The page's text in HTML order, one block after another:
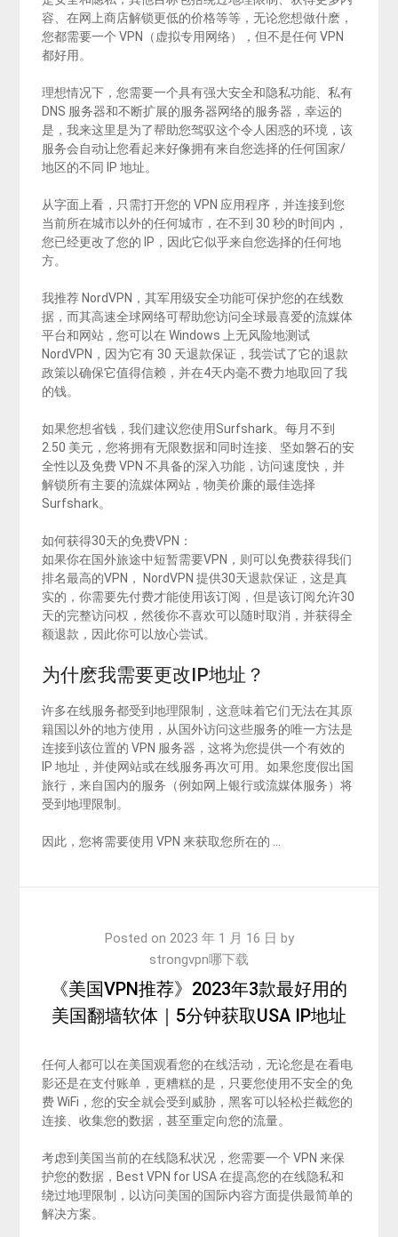
容、在网上商店解锁更低的价格等等，无论您想做什麽，
您都需要一个 VPN（虚拟专用网络），但不是任何 VPN
都好用。
理想情况下，您需要一个具有强大安全和隐私功能、私有
DNS 服务器和不断扩展的服务器网络的服务器，幸运的
是，我来这里是为了帮助您驾驭这个令人困惑的环境，该
服务会自动让您看起来好像拥有来自您选择的任何国家/
地区的不同 IP 地址。
从字面上看，只需打开您的 VPN 应用程序，并连接到您
当前所在城市以外的任何城市，在不到 30 秒的时间内，
您已经更改了您的 IP，因此它似乎来自您选择的任何地
方。
我推荐 NordVPN，其军用级安全功能可保护您的在线数
据，而其高速全球网络可帮助您访问全球最喜爱的流媒体
平台和网站，您可以在 Windows 上无风险地测试
NordVPN，因为它有 30 天退款保证，我尝试了它的退款
政策以确保它值得信赖，并在4天内毫不费力地取回了我
的钱。
如果您想省钱，我们建议您使用Surfshark。每月不到
2.50 美元，您将拥有无限数据和同时连接、坚如磐石的安
全性以及免费 VPN 不具备的深入功能，访问速度快，并
解锁所有主要的流媒体网站，物美价廉的最佳选择
Surfshark。
如何获得30天的免费VPN：
如果你在国外旅途中短暂需要VPN，则可以免费获得我们
排名最高的VPN， NordVPN 提供30天退款保证，这是真
实的，你需要先付费才能使用该订阅，但是该订阅允许30
天的完整访问权，然後你不喜欢可以随时取消，并获得全
额退款，因此你可以放心尝试。
为什麽我需要更改IP地址？
许多在线服务都受到地理限制，这意味着它们无法在其原
籍国以外的地方使用，从国外访问这些服务的唯一方法是
连接到该位置的 VPN 服务器，这将为您提供一个有效的
IP 地址，并使网站或在线服务再次可用。如果您度假出国
旅行，来自国内的服务（例如网上银行或流媒体服务）将
受到地理限制。
因此，您将需要使用 VPN 来获取您所在的 …
《美国VPN推荐》2023年3款最好用的
美国翻墙软体｜5分钟获取USA IP地址
Posted on 2023 年 1 月 16 日 by
strongvpn哪下载
任何人都可以在美国观看您的在线活动，无论您是在看电
影还是在支付账单，更糟糕的是，只要您使用不安全的免
费 WiFi，您的安全就会受到威胁，黑客可以轻松拦截您的
连接、收集您的数据，甚至重定向您的流量。
考虑到美国当前的在线隐私状况，您需要一个 VPN 来保
护您的数据，Best VPN for USA 在提高您的在线隐私和
绕过地理限制，以访问美国的国际内容方面提供最简单的
解决方案。